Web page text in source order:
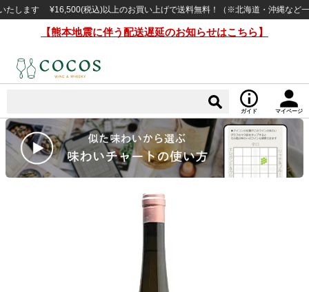
す ¥16,500(税込)以上のお買い上げで送料無料！（※北海道・沖縄など一部例
【熊本地震に伴う配送遅延のお知らせはこちら】
ガイド マイページ